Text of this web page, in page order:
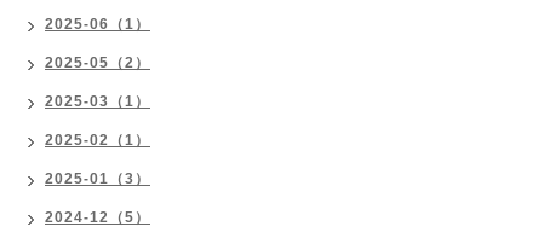
2025-06（1）
2025-05（2）
2025-03（1）
2025-02（1）
2025-01（3）
2024-12（5）